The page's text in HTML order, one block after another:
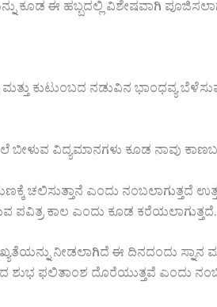
ಕೂಡ ಈ ಹಬ್ಬದಲ್ಲಿ ವಿಶೇಷವಾಗಿ
ಮತ್ತು ಕುಟುಂಬದ ನಡುವಿನ ಭಾಂಧವ್ಯ
ವಿದ್ಯಮಾನಗಳು ಕೂಡ ನಾವು
ಚಲಿಸುತ್ತಾನೆ ಎಂದು ನಂಬಲಾಗುತ್ತದೆ
ಪವಿತ್ರ ಕಾಲ ಎಂದು ಕೂಡ ಕರೆಯಲಾಗುತ್ತದೆ.
ನೀಡಲಾಗಿದೆ ಈ ದಿನದಂದು
ಫಲಿತಾಂಶ ದೊರೆಯುತ್ತವೆ ಎಂದು